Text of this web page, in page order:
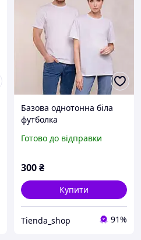
Базова однотонна біла
футболка
Готово до відправки
300₴
Купити
Tienda_shop 91%